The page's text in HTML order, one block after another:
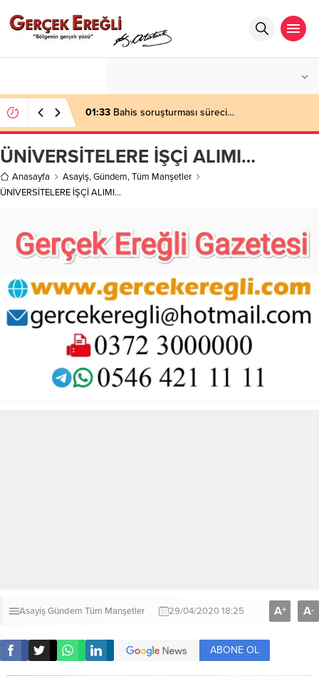
01:33 Bahis soruşturması süreci…
ÜNİVERSİTELERE İŞÇİ ALIMI…
Anasayfa Asayiş,Gündem,Tüm Manşetler
ÜNİVERSİTELERE İŞÇİ ALIMI…
AsayişGündem Tüm Manşetler 29/04/2020 18:25 A+ A-
ABONE OL